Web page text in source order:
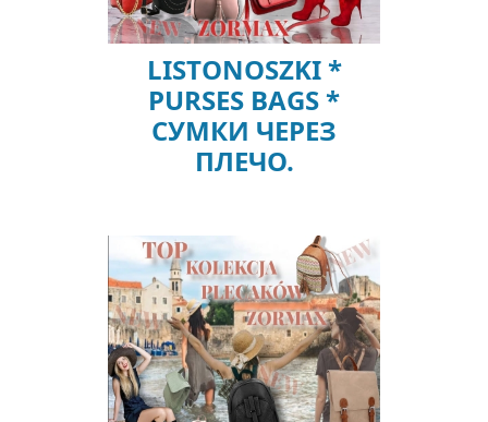
LISTONOSZKI *
PURSES BAGS *
СУМКИ ЧЕРЕЗ
ПЛЕЧО.